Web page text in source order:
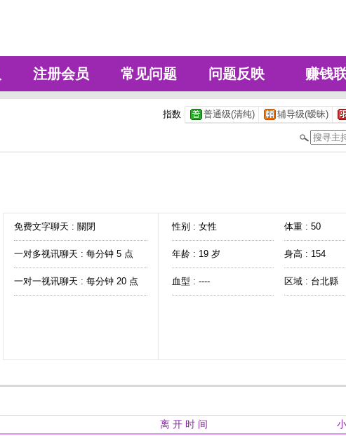
注册会员 常见问题 问题反映 赚钱
指数 普通级(清纯) 辅导级(暧昧)
免费文字聊天 : 關閉
一对多视讯聊天 : 每分钟 5 点
一对一视讯聊天 : 每分钟 20 点
性别 : 女性 体重 : 50
年龄 : 19 岁 身高 : 154
血型 : ---- 区域 : 台北縣
离 开 时 间